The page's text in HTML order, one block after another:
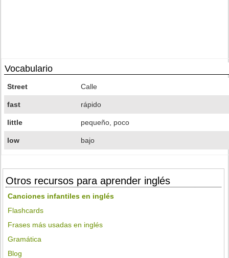
Vocabulario
Street Calle
fast rápido
little pequeño, poco
low bajo
Otros recursos para aprender inglés
Canciones infantiles en inglés
Flashcards
Frases más usadas en inglés
Gramática
Blog